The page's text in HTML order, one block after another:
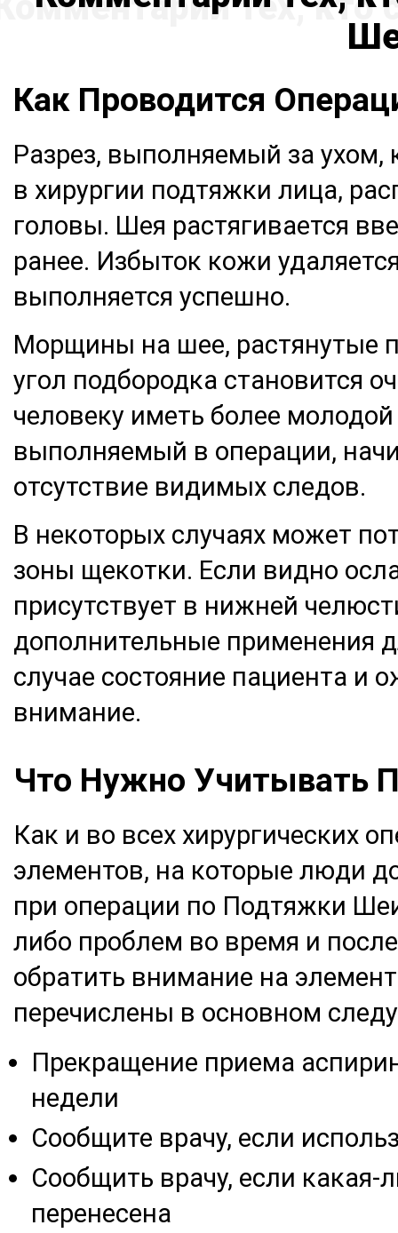
Как Проводится
Разрез, выполняемый за
в хирургии подтяжки лица,
головы. Шея растягивается
ранее. Избыток кожи
выполняется успешно.
Морщины на шее, растянутые
угол подбородка становится
человеку иметь более
выполняемый в операции,
отсутствие видимых следов.
В некоторых случаях может
зоны щекотки. Если видно
присутствует в нижней
дополнительные применения
случае состояние пациента и
внимание.
Что Нужно Учитывать
Как и во всех хирургических
элементов, на которые люди
при операции по Подтяжки
либо проблем во время и
обратить внимание на
перечислены в основном
Прекращение приема
недели
Сообщите врачу, если
Сообщить врачу, если какая-
перенесена